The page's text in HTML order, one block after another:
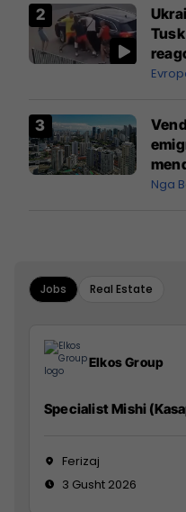
Nga
Jobs Real Estate
Elkos Group
Specialist Mishi
Ferizaj
3 Gusht 2026